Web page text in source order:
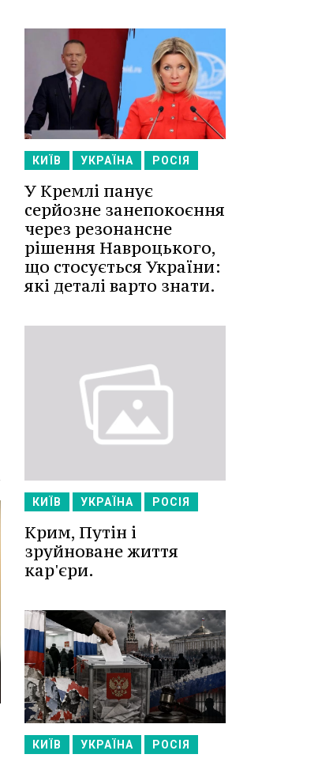
КИЇВ УКРАЇНА РОСІЯ
У Кремлі панує
серйозне занепокоєння
через резонансне
рішення Навроцького,
що стосується України:
які деталі варто знати.
КИЇВ УКРАЇНА РОСІЯ
Крим, Путін і
зруйноване життя
кар'єри.
КИЇВ УКРАЇНА РОСІЯ